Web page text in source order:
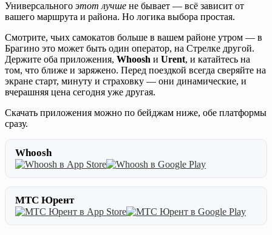
Универсального этот лучше не бывает — всё зависит от
вашего маршрута и района. Но логика выбора простая.
Смотрите, чьих самокатов больше в вашем районе утром — в
Брагино это может быть один оператор, на Стрелке другой.
Держите оба приложения, Whoosh и Urent, и катайтесь на
том, что ближе и заряжено. Перед поездкой всегда сверяйте на
экране старт, минуту и страховку — они динамические, и
вчерашняя цена сегодня уже другая.
Скачать приложения можно по бейджам ниже, обе платформы
сразу.
Whoosh
МТС Юрент